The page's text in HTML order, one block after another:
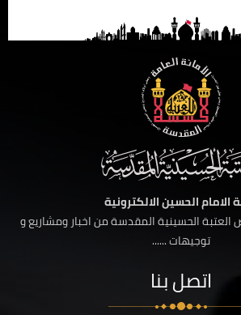
الامام الحسين الالكترونية
الحسينية المقدسة من اخبار ومشاريع و
توجيهات ......
اتصل بنا